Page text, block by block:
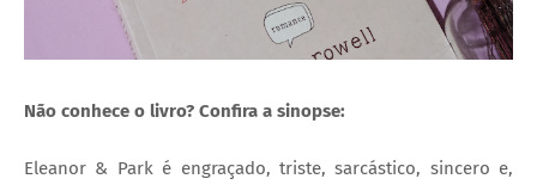
Não conhece o livro? Confira a sinopse:
Eleanor & Park é engraçado, triste, sarcástico, sincero e,